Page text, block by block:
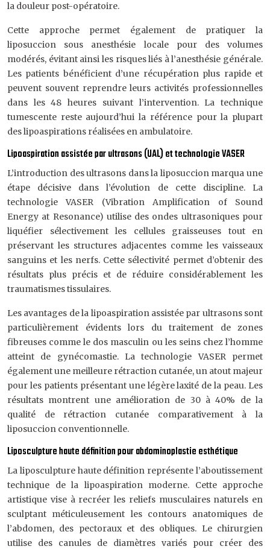
la douleur post-opératoire.
Cette approche permet également de pratiquer la
liposuccion sous anesthésie locale pour des volumes
modérés, évitant ainsi les risques liés à l’anesthésie générale.
Les patients bénéficient d’une récupération plus rapide et
peuvent souvent reprendre leurs activités professionnelles
dans les 48 heures suivant l’intervention. La technique
tumescente reste aujourd’hui la référence pour la plupart
des lipoaspirations réalisées en ambulatoire.
Lipoaspiration assistée par ultrasons (UAL) et technologie VASER
L’introduction des ultrasons dans la liposuccion marqua une
étape décisive dans l’évolution de cette discipline. La
technologie VASER (Vibration Amplification of Sound
Energy at Resonance) utilise des ondes ultrasoniques pour
liquéfier sélectivement les cellules graisseuses tout en
préservant les structures adjacentes comme les vaisseaux
sanguins et les nerfs. Cette sélectivité permet d’obtenir des
résultats plus précis et de réduire considérablement les
traumatismes tissulaires.
Les avantages de la lipoaspiration assistée par ultrasons sont
particulièrement évidents lors du traitement de zones
fibreuses comme le dos masculin ou les seins chez l’homme
atteint de gynécomastie. La technologie VASER permet
également une meilleure rétraction cutanée, un atout majeur
pour les patients présentant une légère laxité de la peau. Les
résultats montrent une amélioration de 30 à 40% de la
qualité de rétraction cutanée comparativement à la
liposuccion conventionnelle.
Liposculpture haute définition pour abdominoplastie esthétique
La liposculpture haute définition représente l’aboutissement
technique de la lipoaspiration moderne. Cette approche
artistique vise à recréer les reliefs musculaires naturels en
sculptant méticuleusement les contours anatomiques de
l’abdomen, des pectoraux et des obliques. Le chirurgien
utilise des canules de diamètres variés pour créer des